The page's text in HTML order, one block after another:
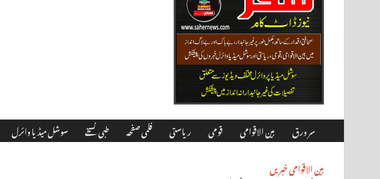
سر ورق بین الاقوامی قومی ریاستی فلمی صفحہ طبی نسخے سوشل میڈیا وائرل
بین الاقوامی خبریں